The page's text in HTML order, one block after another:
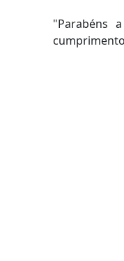
"Parabéns